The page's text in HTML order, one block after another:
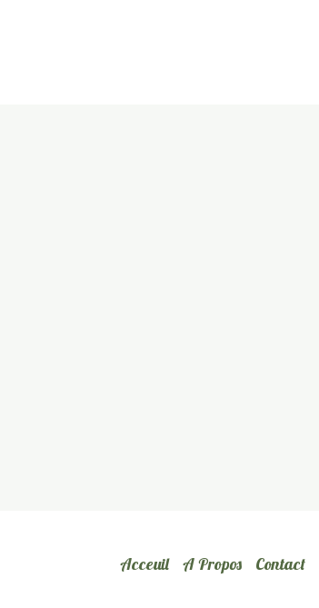
Acceuil A Propos Contact